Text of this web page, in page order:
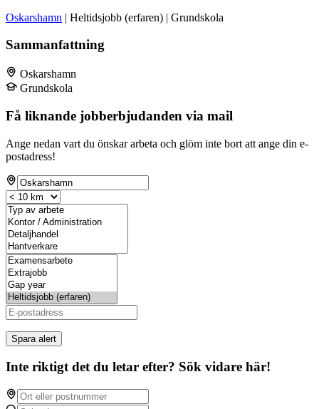
Oskarshamn | Heltidsjobb (erfaren) | Grundskola
Sammanfattning
Oskarshamn
Grundskola
Få liknande jobberbjudanden via mail
Ange nedan vart du önskar arbeta och glöm inte bort att ange din e-
postadress!
Spara alert
Inte riktigt det du letar efter? Sök vidare här!